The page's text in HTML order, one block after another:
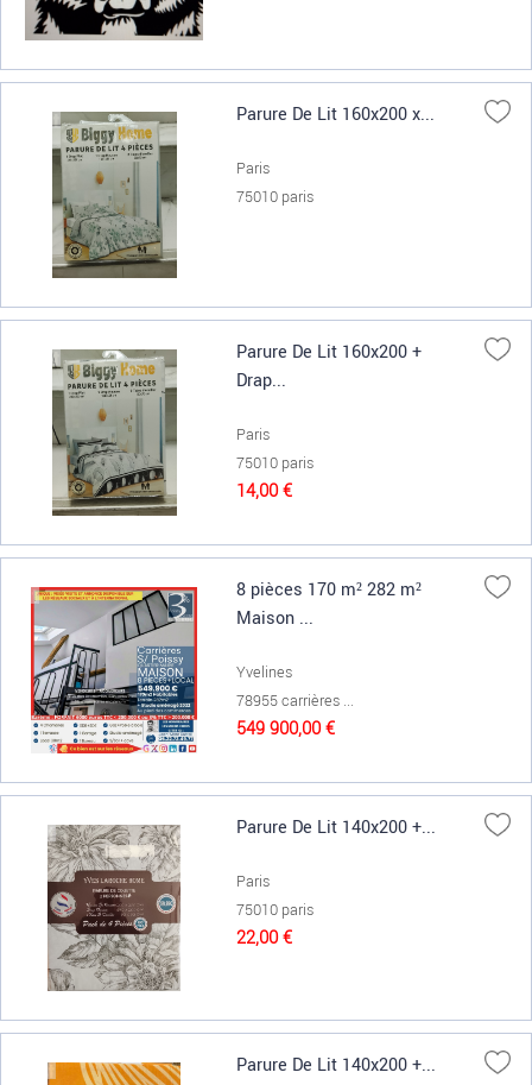
Parure De Lit 160x200 x...
Paris
75010 paris
Parure De Lit 160x200 +
Drap...
Paris
75010 paris
14,00 €
8 pièces 170 m² 282 m²
Maison ...
Yvelines
78955 carrières ...
549 900,00 €
Parure De Lit 140x200 +...
Paris
75010 paris
22,00 €
Parure De Lit 140x200 +...